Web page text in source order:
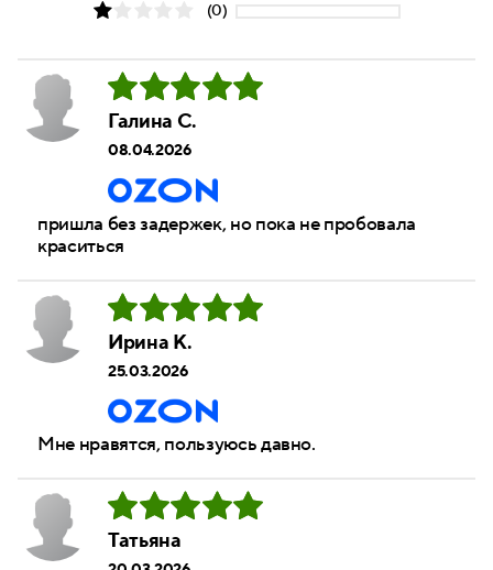
(0)
Галина С.
08.04.2026
пришла без задержек, но пока не пробовала
краситься
Ирина К.
25.03.2026
Мне нравятся, пользуюсь давно.
Татьяна